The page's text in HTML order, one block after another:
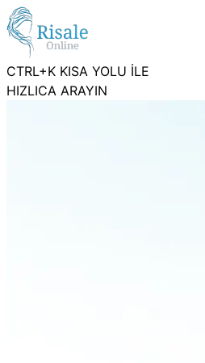
CTRL+K KISA YOLU İLE
HIZLICA ARAYIN